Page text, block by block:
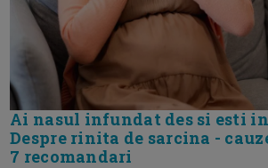
Ai nasul infundat des si esti
Despre rinita de sarcina -
7 recomandari